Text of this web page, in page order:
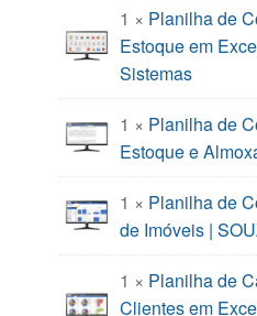
1 × Planilha de
Estoque em
Sistemas
1 × Planilha de
Estoque e
1 × Planilha de
de Imóveis |
1 × Planilha de
Clientes em